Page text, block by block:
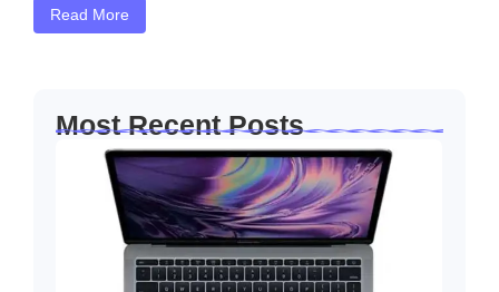
Read More
Most Recent Posts